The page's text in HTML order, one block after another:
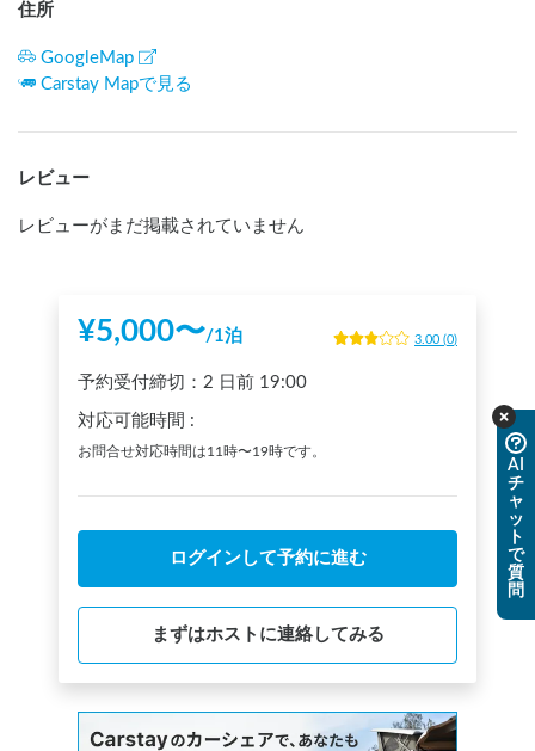
住所
GoogleMap
Carstay Mapで見る
レビュー
レビューがまだ掲載されていません
¥5,000〜/1泊 3.00 (0)
予約受付締切： 2 日前 19:00
対応可能時間 :
お問合せ対応時間は11時〜19時です。
ログインして予約に進む
まずはホストに連絡してみる
AI
チ
ャ
ッ
ト
で
質
問